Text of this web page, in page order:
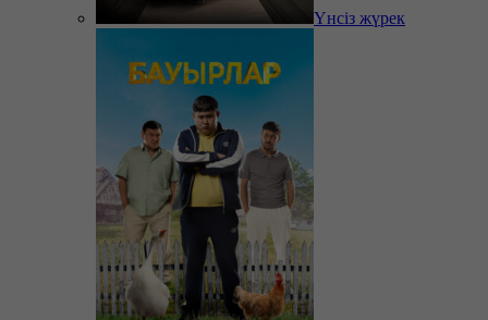
Үнсіз жүрек